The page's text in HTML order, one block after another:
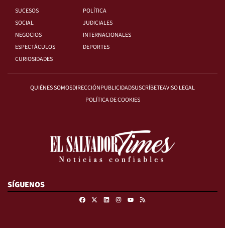
SUCESOS
POLÍTICA
SOCIAL
JUDICIALES
NEGOCIOS
INTERNACIONALES
ESPECTÁCULOS
DEPORTES
CURIOSIDADES
QUIÉNES SOMOSDIRECCIÓNPUBLICIDADSUSCRÍBETEAVISO LEGAL
POLÍTICA DE COOKIES
SÍGUENOS
FacebookLinkedinInstagram